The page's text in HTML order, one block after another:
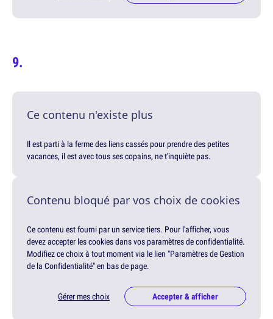
Ce contenu n'existe plus
Il est parti à la ferme des liens cassés pour prendre des petites
vacances, il est avec tous ses copains, ne t'inquiète pas.
Contenu bloqué par vos choix de cookies
Ce contenu est fourni par un service tiers. Pour l'afficher, vous
devez accepter les cookies dans vos paramètres de confidentialité.
Modifiez ce choix à tout moment via le lien "Paramètres de Gestion
de la Confidentialité" en bas de page.
Gérer mes choix Accepter & afficher